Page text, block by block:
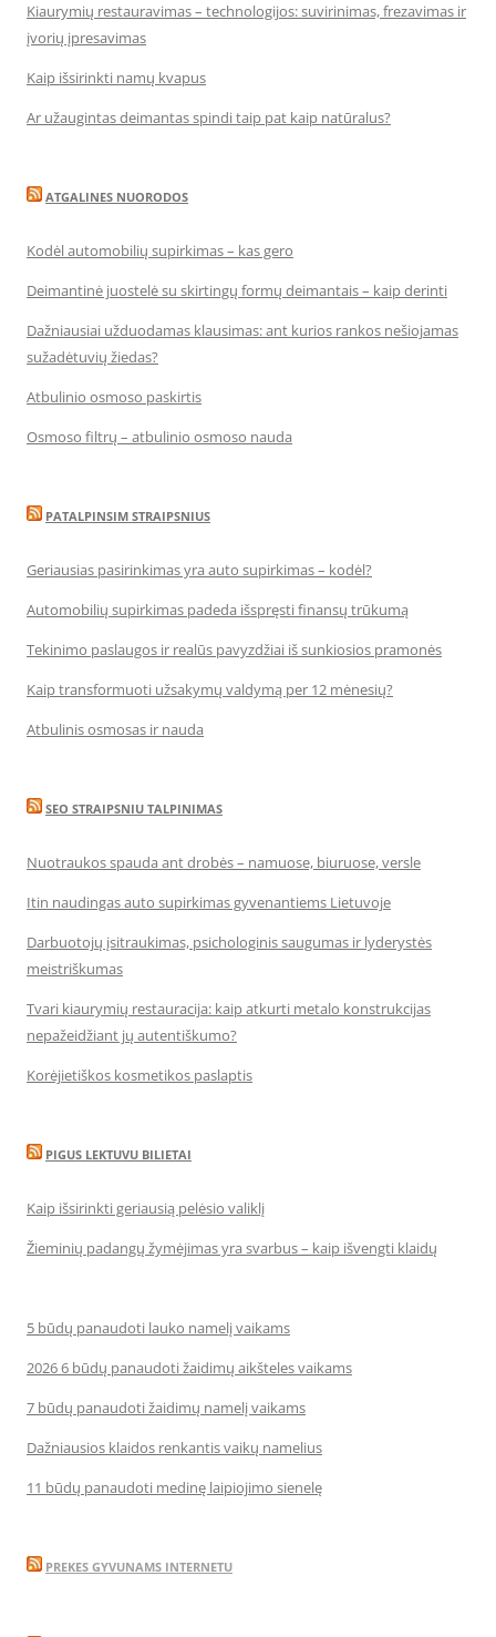
Kiaurymių restauravimas – technologijos: suvirinimas, frezavimas ir
įvorių įpresavimas
Kaip išsirinkti namų kvapus
Ar užaugintas deimantas spindi taip pat kaip natūralus?
ATGALINES NUORODOS
Kodėl automobilių supirkimas – kas gero
Deimantinė juostelė su skirtingų formų deimantais – kaip derinti
Dažniausiai užduodamas klausimas: ant kurios rankos nešiojamas
sužadėtuvių žiedas?
Atbulinio osmoso paskirtis
Osmoso filtrų – atbulinio osmoso nauda
PATALPINSIM STRAIPSNIUS
Geriausias pasirinkimas yra auto supirkimas – kodėl?
Automobilių supirkimas padeda išspręsti finansų trūkumą
Tekinimo paslaugos ir realūs pavyzdžiai iš sunkiosios pramonės
Kaip transformuoti užsakymų valdymą per 12 mėnesių?
Atbulinis osmosas ir nauda
SEO STRAIPSNIU TALPINIMAS
Nuotraukos spauda ant drobės – namuose, biuruose, versle
Itin naudingas auto supirkimas gyvenantiems Lietuvoje
Darbuotojų įsitraukimas, psichologinis saugumas ir lyderystės
meistriškumas
Tvari kiaurymių restauracija: kaip atkurti metalo konstrukcijas
nepažeidžiant jų autentiškumo?
Korėjietiškos kosmetikos paslaptis
PIGUS LEKTUVU BILIETAI
Kaip išsirinkti geriausią pelėsio valiklį
Žieminių padangų žymėjimas yra svarbus – kaip išvengti klaidų
5 būdų panaudoti lauko namelį vaikams
2026 6 būdų panaudoti žaidimų aikšteles vaikams
7 būdų panaudoti žaidimų namelį vaikams
Dažniausios klaidos renkantis vaikų namelius
11 būdų panaudoti medinę laipiojimo sienelę
PREKES GYVUNAMS INTERNETU